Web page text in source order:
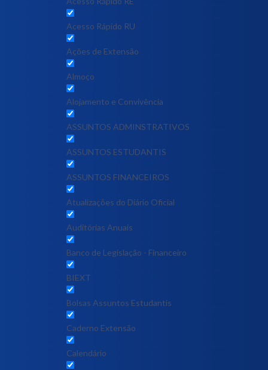
Acesso Rápido RU
Ações de Extensão
Almoço
Alojamento e Convivência
ASSUNTOS ADMINSTRATIVOS
ASSUNTOS ESTUDANTIS
ASSUNTOS FINANCEIROS
Atualizações do Diário Oficial
Auditórias Anuais
Banco de Legislação - Financeiro
BIEXT
Bolsas Assuntos Estudantis
Caderno Extensão
Calendário